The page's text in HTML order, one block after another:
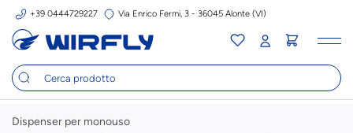
+39 0444729227 Via Enrico Fermi, 3 - 36045 Alonte (VI)
Dispenser per monouso